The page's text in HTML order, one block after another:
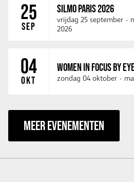
25
SEP
SILMO PARIS 2026
vrijdag 25 september -
2026
04
OKT
WOMEN IN FOCUS BY
zondag 04 oktober -
MEER EVENEMENTEN